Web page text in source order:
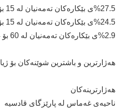
%27.5ی بێكارەكان تەمەنیان لە 15 بۆ 24 ساڵە
%24.5ی بێكارەكان تەمەنیان لە 15 بۆ 19 ساڵە
%2.9ی بێكارەكان تەمەنیان لە 60 بۆ 64 ساڵە
هەژارترین و باشترین شوێنەكان بۆ
هەژارترینەكان
ناحیەی غەماس لە پارێزگای قادسیە